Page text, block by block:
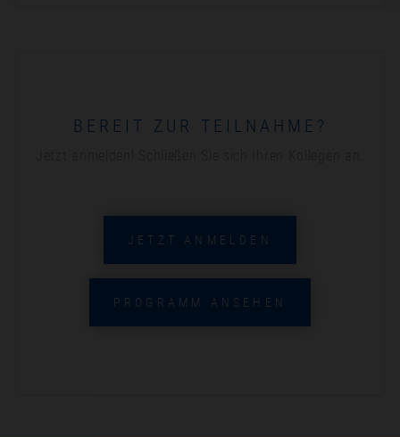
BEREIT ZUR TEILNAHME?
JETZT ANMELDEN
PROGRAMM ANSEHEN